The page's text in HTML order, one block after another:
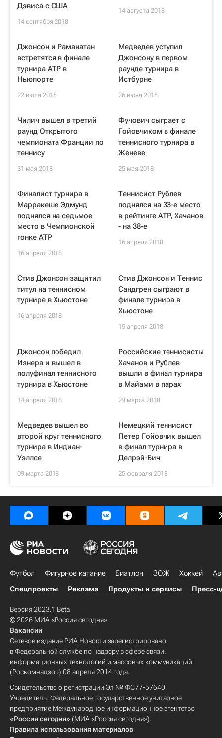
Дэвиса с США
14 сентября 2018
14 августа 2018
Джонсон и Раманатан
встретятся в финале
турнира ATP в
Ньюпорте
22 июля 2018
Медведев уступил
Джонсону в первом
раунде турнира в
Истбурне
26 июня 2018
Чилич вышел в третий
раунд Открытого
чемпионата Франции по
теннису
31 мая 2018
Фучович сыграет с
Гойовчиком в финале
теннисного турнира в
Женеве
25 мая 2018
Финалист турнира в
Марракеше Эдмунд
поднялся на седьмое
место в Чемпионской
гонке ATP
16 апреля 2018
Теннисист Рублев
поднялся на 33-е место
в рейтинге ATP, Хачанов
- на 38-е
16 апреля 2018
Стив Джонсон защитил
титул на теннисном
турнире в Хьюстоне
16 апреля 2018
Стив Джонсон и Теннис
Сандгрен сыграют в
финале турнира в
Хьюстоне
15 апреля 2018
Джонсон победил
Изнера и вышел в
полуфинал теннисного
турнира в Хьюстоне
14 апреля 2018
Российские теннисисты
Хачанов и Рублев
вышли в финал турнира
в Майами в парах
29 марта 2018
Медведев вышел во
второй круг теннисного
турнира в Индиан-
Уэллсе
09 марта 2018
Немецкий теннисист
Петер Гойовчик вышел
в финал турнира в
Делрэй-Бич
25 февраля 2018
Футбол Фигурное катание Биатлон ЗОЖ Хоккей
Спецпроекты
Реклама Продукты и сервисы Пресс-
Версия 2023.1 Beta
© 2026 МИА «Россия сегодня»
Вакансии
Сетевое издание РИА Новости зарегистрировано
в Федеральной службе по надзору в сфере связи,
информационных технологий и массовых коммуникаций
(Роскомнадзор) 08 апреля 2014 года.
Свидетельство о регистрации Эл № ФС77-57640
Учредитель: Федеральное государственное унитарное
предприятие Международное информационное агентство
«Россия сегодня» (МИА «Россия сегодня»).
Правила использования материалов